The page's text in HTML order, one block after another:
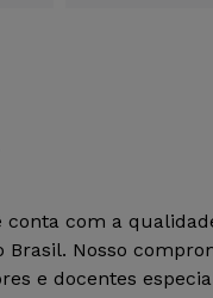
com a
Nosso
e docentes